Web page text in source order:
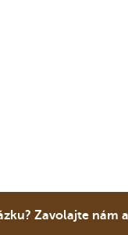
Zavolajte nám